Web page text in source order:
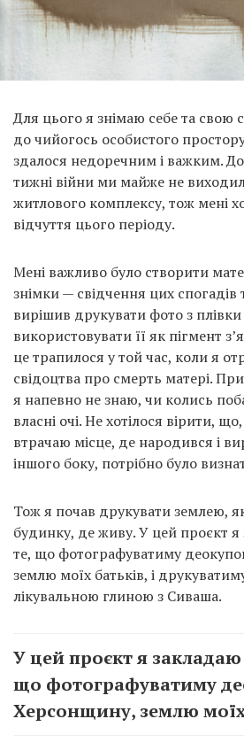
Для цього я знімаю себе та свою
до чийогось особистого
здалося недоречним і важким.
тижні війни ми майже не
житлового комплексу, тож мені
відчуття цього періоду.
Мені важливо було створити
знімки — свідчення цих спогадів
вирішив друкувати фото з
використовувати її як пігмент
це трапилося у той час, коли я
свідоцтва про смерть матері.
я напевно не знаю, чи колись
власні очі. Не хотілося вірити,
втрачаю місце, де народився і
іншого боку, потрібно було
Тож я почав друкувати землею,
будинку, де живу. У цей проєкт
те, що фотографуватиму
землю моїх батьків, і
лікувальною глиною з Сиваша.
У цей проєкт я
що фотографуватиму
Херсонщину, землю моїх